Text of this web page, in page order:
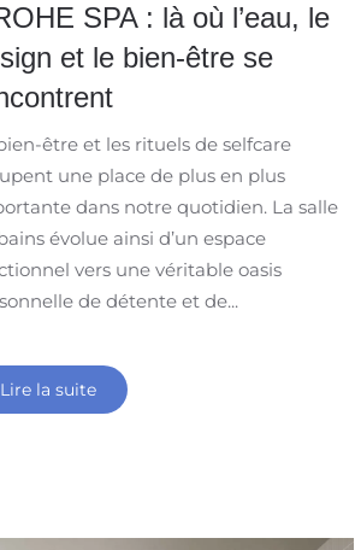
SPA : là où l’eau, le
et le bien-être se
être et les rituels de selfcare
une place de plus en plus
dans notre quotidien. La salle
évolue ainsi d’un espace
vers une véritable oasis
de détente et de...
Lire la suite